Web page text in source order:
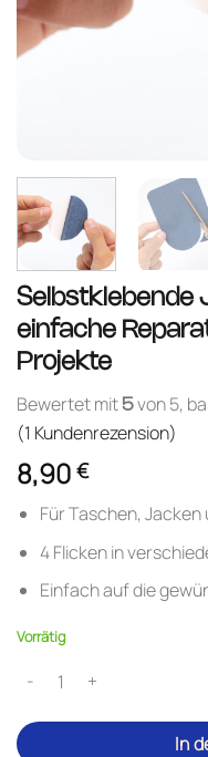
Selbstklebende
einfache
Projekte
Bewertet mit 5 von 5,
(1 Kundenrezension)
8,90 €
Für Taschen,
4 Flicken in
Einfach auf die
Vorrätig
Selbstklebende
In